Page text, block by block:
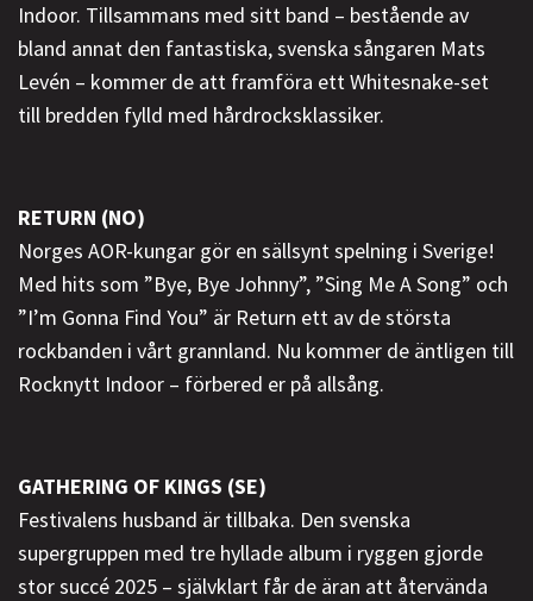
Indoor. Tillsammans med sitt band – bestående av
bland annat den fantastiska, svenska sångaren Mats
Levén – kommer de att framföra ett Whitesnake-set
till bredden fylld med hårdrocksklassiker.
RETURN (NO)
Norges AOR-kungar gör en sällsynt spelning i Sverige!
Med hits som ”Bye, Bye Johnny”, ”Sing Me A Song” och
”I’m Gonna Find You” är Return ett av de största
rockbanden i vårt grannland. Nu kommer de äntligen till
Rocknytt Indoor – förbered er på allsång.
GATHERING OF KINGS (SE)
Festivalens husband är tillbaka. Den svenska
supergruppen med tre hyllade album i ryggen gjorde
stor succé 2025 – självklart får de äran att återvända